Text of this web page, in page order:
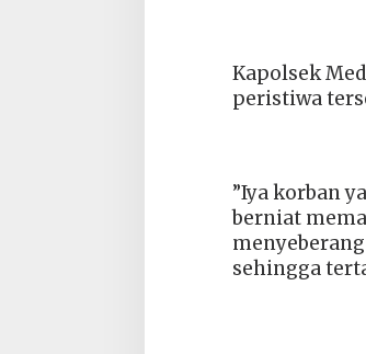
‎Kapolsek
peristiwa
‎”Iya korban
berniat
sehingga